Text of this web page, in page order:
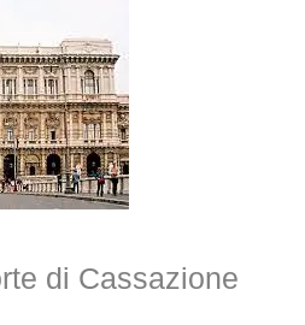
di Cassazione